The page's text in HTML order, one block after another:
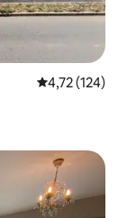
Prosječna
4,72 (124)